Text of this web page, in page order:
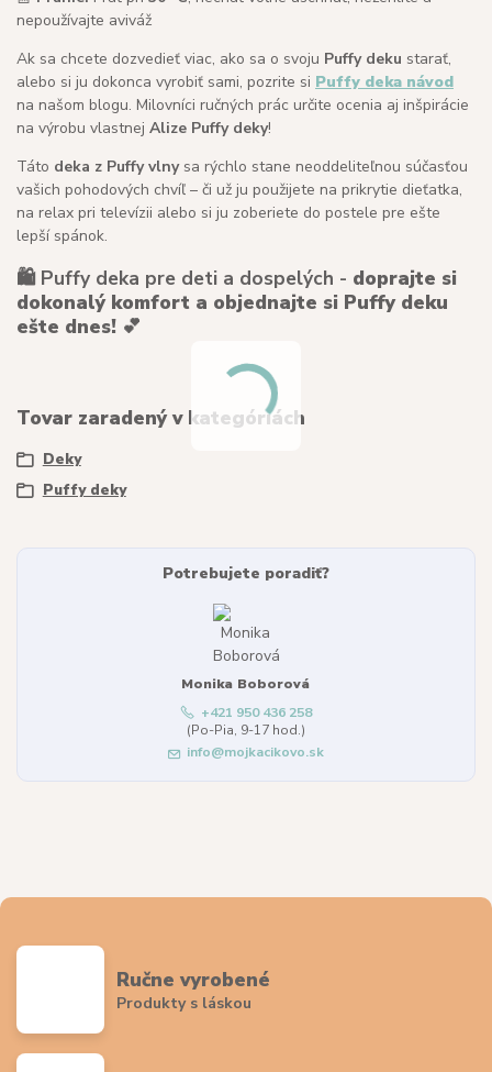
nepoužívajte aviváž
Ak sa chcete dozvedieť viac, ako sa o svoju Puffy deku starať,
alebo si ju dokonca vyrobiť sami, pozrite si Puffy deka návod
na našom blogu. Milovníci ručných prác určite ocenia aj inšpirácie
na výrobu vlastnej Alize Puffy deky!
Táto deka z Puffy vlnysa rýchlo stane neoddeliteľnou súčasťou
vašich pohodových chvíľ – či už ju použijete na prikrytie dieťatka,
na relax pri televízii alebo si ju zoberiete do postele pre ešte
lepší spánok.
🛍️ Puffy deka pre deti a dospelých - doprajte si
dokonalý komfort a objednajte si Puffy deku
ešte dnes! 💕
Tovar zaradený v kategóriách
Deky
Puffy deky
Potrebujete poradiť?
Monika Boborová
+421 950 436 258
(Po-Pia, 9-17 hod.)
info@mojkacikovo.sk
Ručne vyrobené
Produkty s láskou